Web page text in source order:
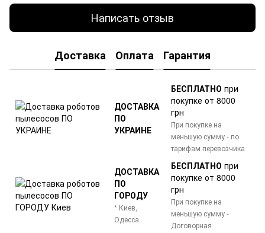
Написать отзыв
Доставка Оплата Гарантия
ДОСТАВКА
ПО
УКРАИНЕ
БЕСПЛАТНО при
покупке от 8000
грн
При покупке на
меньшую сумму - по
тарифам перевозчика
ДОСТАВКА
ПО
ГОРОДУ
* Киев,
Одесса
БЕСПЛАТНО при
покупке от 8000
грн
При покупке на
меньшую сумму -
Договорная